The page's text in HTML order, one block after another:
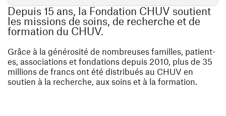
Depuis 15 ans, la Fondation CHUV soutient
les missions de soins, de recherche et de
formation du CHUV.
Grâce à la générosité de nombreuses familles, patient-
es, associations et fondations depuis 2010, plus de 35
millions de francs ont été distribués au CHUV en
soutien à la recherche, aux soins et à la formation.